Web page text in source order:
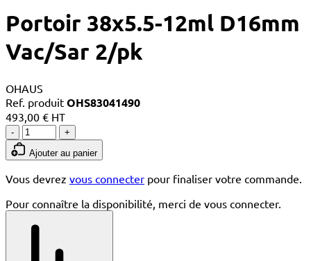
Portoir 38x5.5-12ml D16mm
Vac/Sar 2/pk
OHAUS
Ref. produit OHS83041490
493,00 € HT
-
+
Ajouter au panier
Vous devrez vous connecter pour finaliser votre commande.
Pour connaître la disponibilité, merci de vous connecter.